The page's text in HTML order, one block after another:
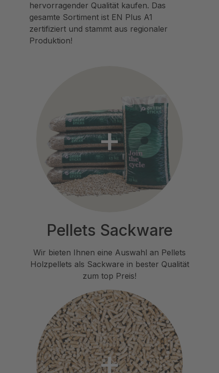
hervorragender Qualität kaufen. Das
gesamte Sortiment ist EN Plus A1
zertifiziert und stammt aus regionaler
Produktion!
Pellets Sackware
Wir bieten Ihnen eine Auswahl an Pellets
Holzpellets als Sackware in bester Qualität
zum top Preis!